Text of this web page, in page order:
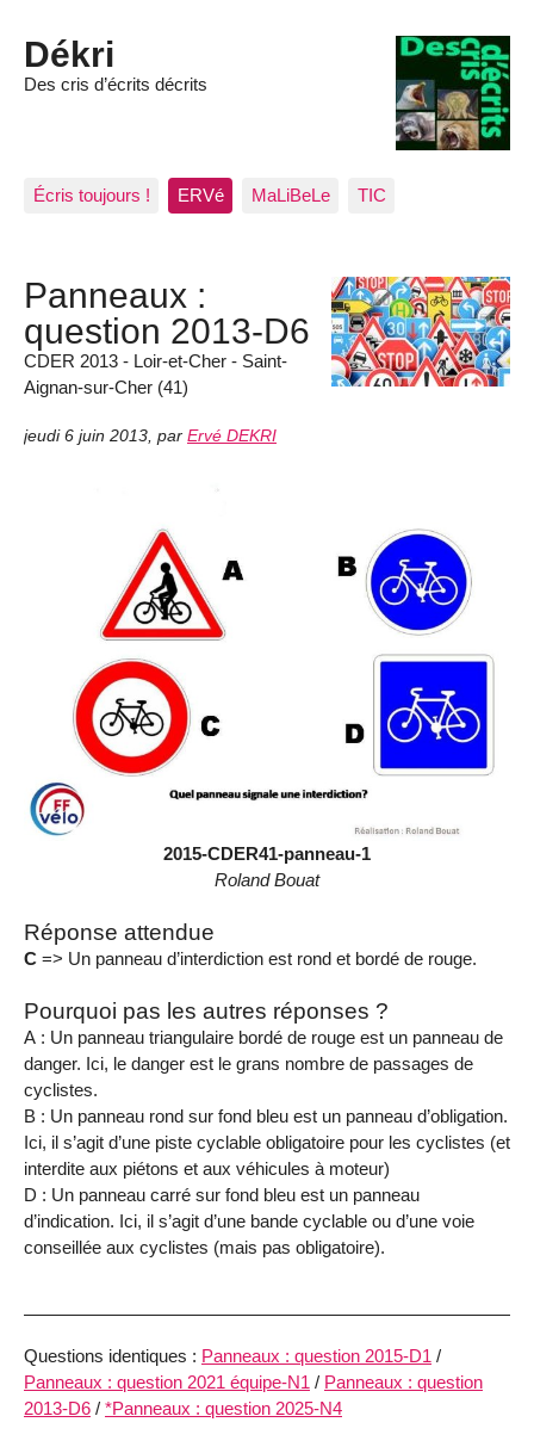
Dékri
Des cris d’écrits décrits
Écris toujours ! ERVé MaLiBeLe TIC
Panneaux :
question 2013-D6
CDER 2013 - Loir-et-Cher - Saint-
Aignan-sur-Cher (41)
jeudi 6 juin 2013, par Ervé DEKRI
2015-CDER41-panneau-1
Roland Bouat
Réponse attendue
C => Un panneau d’interdiction est rond et bordé de rouge.
Pourquoi pas les autres réponses ?
A : Un panneau triangulaire bordé de rouge est un panneau de
danger. Ici, le danger est le grans nombre de passages de
cyclistes.
B : Un panneau rond sur fond bleu est un panneau d’obligation.
Ici, il s’agit d’une piste cyclable obligatoire pour les cyclistes (et
interdite aux piétons et aux véhicules à moteur)
D : Un panneau carré sur fond bleu est un panneau
d’indication. Ici, il s’agit d’une bande cyclable ou d’une voie
conseillée aux cyclistes (mais pas obligatoire).
Questions identiques : Panneaux : question 2015-D1 /
Panneaux : question 2021 équipe-N1 / Panneaux : question
2013-D6 / *Panneaux : question 2025-N4